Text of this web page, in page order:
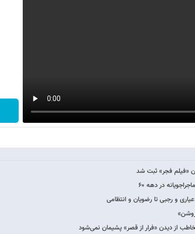
در دهه ۶۰
و رجبی تا رضویان و انتظامی
از دیدن «فرار از قصر» پشیمان نمی‌شود